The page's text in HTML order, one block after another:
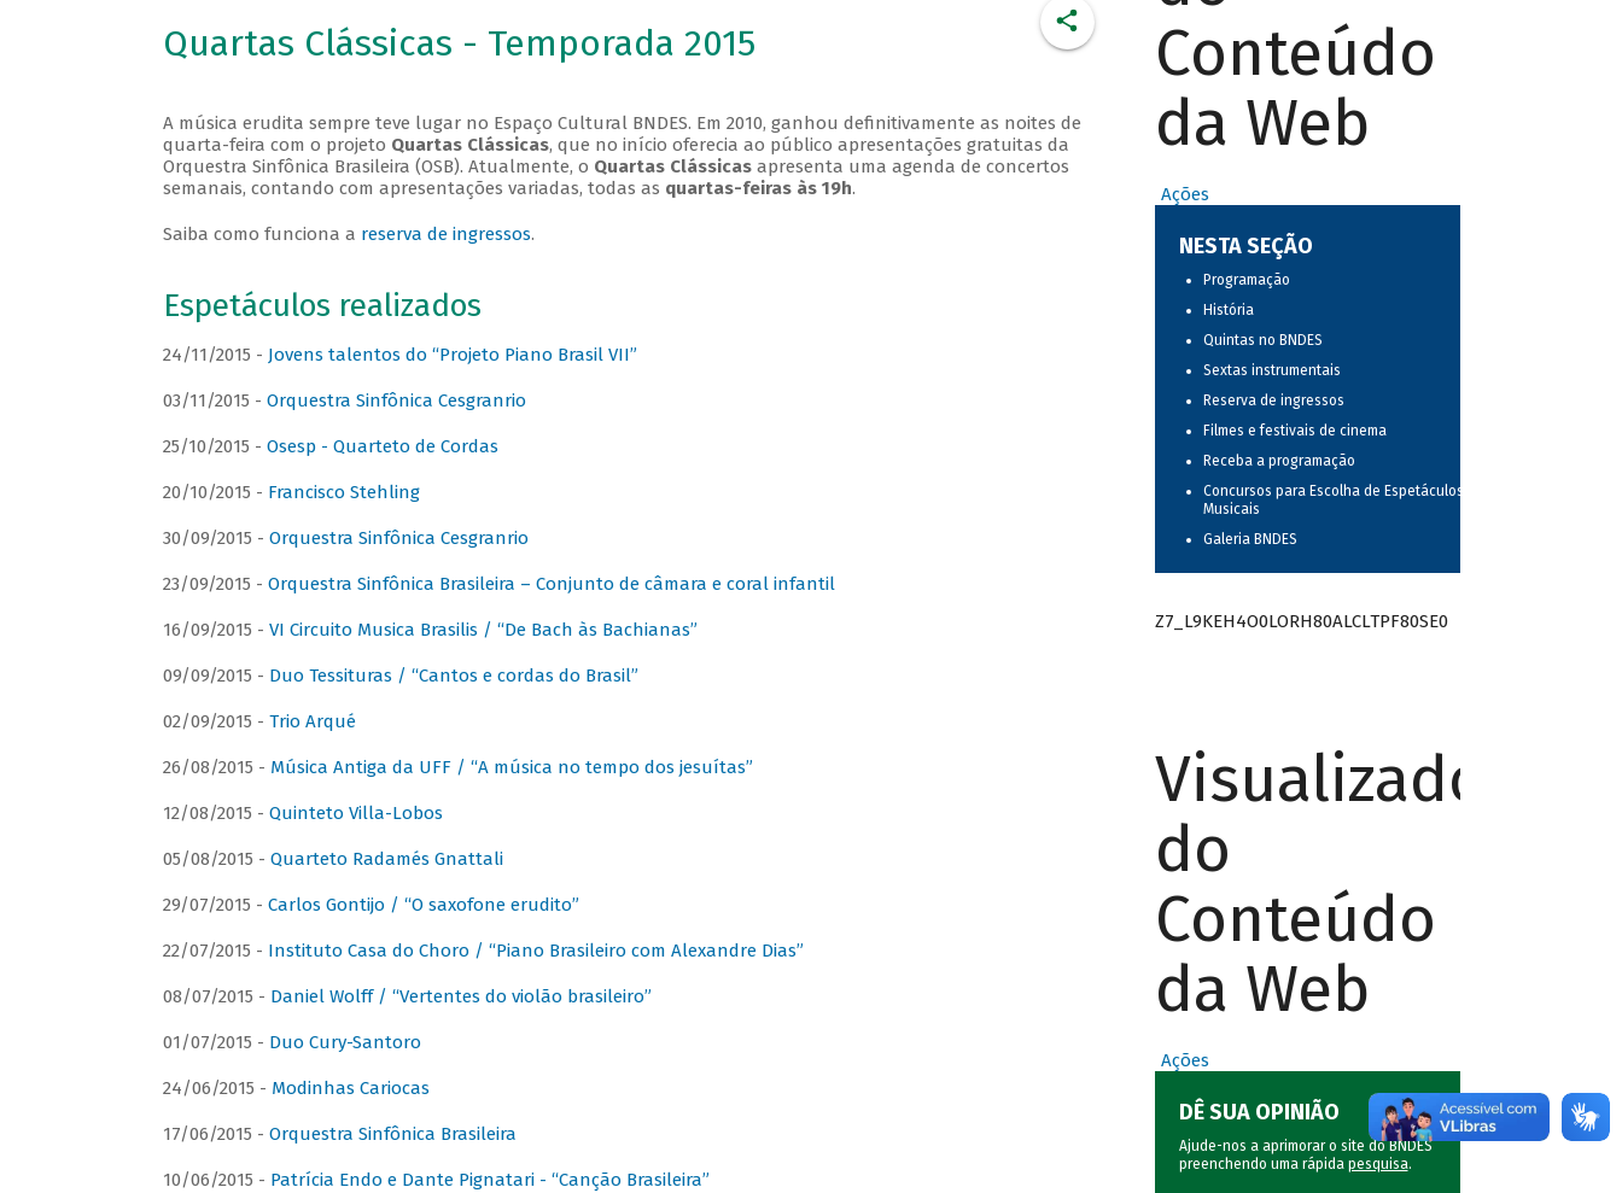
Quartas Clássicas - Temporada 2015
A música erudita sempre teve lugar no Espaço Cultural BNDES. Em 2010, ganhou definitivamente as noites de
quarta-feira com o projeto Quartas Clássicas, que no início oferecia ao público apresentações gratuitas da
Orquestra Sinfônica Brasileira (OSB). Atualmente, o Quartas Clássicasapresenta uma agenda de concertos
semanais, contando com apresentações variadas, todas as quartas-feiras às 19h.
Saiba como funciona a reserva de ingressos.
Espetáculos realizados
24/11/2015 - Jovens talentos do “Projeto Piano Brasil VII”
03/11/2015 - Orquestra Sinfônica Cesgranrio
25/10/2015 - Osesp - Quarteto de Cordas
20/10/2015 - Francisco Stehling
30/09/2015 - Orquestra Sinfônica Cesgranrio
23/09/2015 - Orquestra Sinfônica Brasileira – Conjunto de câmara e coral infantil
16/09/2015 - VI Circuito Musica Brasilis / “De Bach às Bachianas”
09/09/2015 - Duo Tessituras / “Cantos e cordas do Brasil”
02/09/2015 - Trio Arqué
26/08/2015 - Música Antiga da UFF / “A música no tempo dos jesuítas”
12/08/2015 - Quinteto Villa-Lobos
05/08/2015 - Quarteto Radamés Gnattali
29/07/2015 - Carlos Gontijo / “O saxofone erudito”
22/07/2015 - Instituto Casa do Choro / “Piano Brasileiro com Alexandre Dias”
08/07/2015 - Daniel Wolff / “Vertentes do violão brasileiro”
01/07/2015 - Duo Cury-Santoro
24/06/2015 - Modinhas Cariocas
17/06/2015 - Orquestra Sinfônica Brasileira
10/06/2015 - Patrícia Endo e Dante Pignatari - “Canção Brasileira”
Conteúdo
da Web
Ações
NESTA SEÇÃO
Programação
História
Quintas no BNDES
Sextas instrumentais
Reserva de ingressos
Filmes e festivais de cinema
Receba a programação
Concursos para Escolha de Espetáculos
Musicais
Galeria BNDES
Z7_L9KEH4O0LORH80ALCLTPF80SE0
Visualizador
do
Conteúdo
da Web
Ações
DÊ SUA OPINIÃO
Ajude-nos a aprimorar o site do BNDES
preenchendo uma rápida pesquisa.